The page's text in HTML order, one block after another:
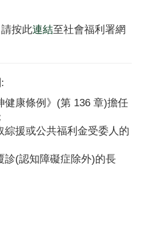
按此連結至社會福利署網
健康條例》(第 136 章)擔任
綜援或公共福利金受委人的
診(認知障礙症除外)的長